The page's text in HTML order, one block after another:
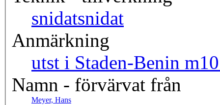
snidatsnidat
Anmärkning
utst i Staden-Benin
Namn - förvärvat från
Meyer, Hans